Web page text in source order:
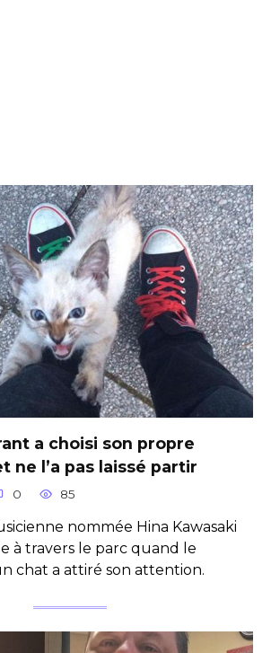
a choisi son propre
ne l’a pas laissé partir
0 85
nommée Hina Kawasaki
à travers le parc quand le
chat a attiré son attention.